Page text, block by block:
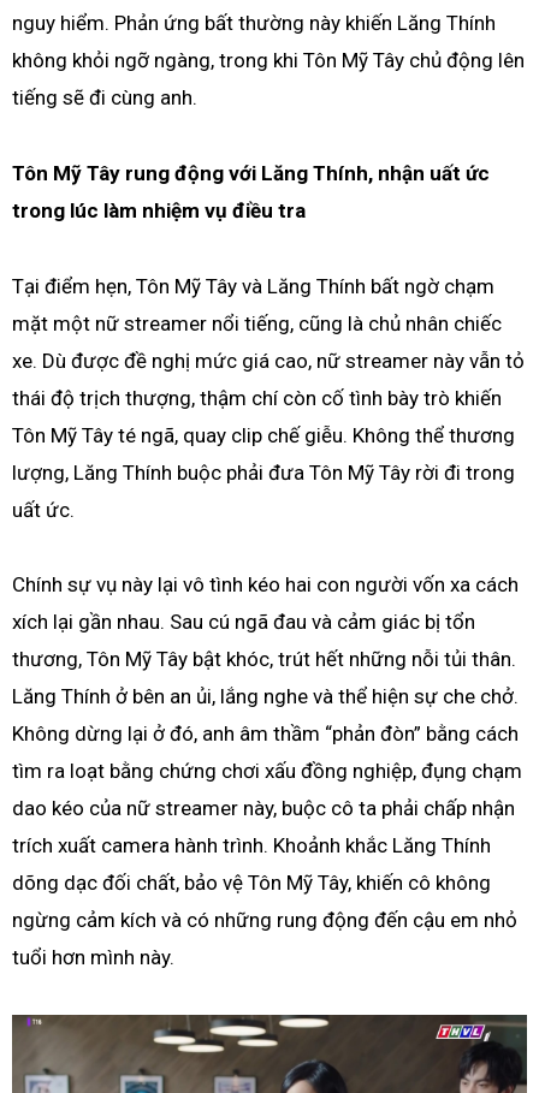
nguy hiểm. Phản ứng bất thường này khiến Lăng Thính
không khỏi ngỡ ngàng, trong khi Tôn Mỹ Tây chủ động lên
tiếng sẽ đi cùng anh.
Tôn Mỹ Tây rung động với Lăng Thính, nhận uất ức
trong lúc làm nhiệm vụ điều tra
Tại điểm hẹn, Tôn Mỹ Tây và Lăng Thính bất ngờ chạm
mặt một nữ streamer nổi tiếng, cũng là chủ nhân chiếc
xe. Dù được đề nghị mức giá cao, nữ streamer này vẫn tỏ
thái độ trịch thượng, thậm chí còn cố tình bày trò khiến
Tôn Mỹ Tây té ngã, quay clip chế giễu. Không thể thương
lượng, Lăng Thính buộc phải đưa Tôn Mỹ Tây rời đi trong
uất ức.
Chính sự vụ này lại vô tình kéo hai con người vốn xa cách
xích lại gần nhau. Sau cú ngã đau và cảm giác bị tổn
thương, Tôn Mỹ Tây bật khóc, trút hết những nỗi tủi thân.
Lăng Thính ở bên an ủi, lắng nghe và thể hiện sự che chở.
Không dừng lại ở đó, anh âm thầm “phản đòn” bằng cách
tìm ra loạt bằng chứng chơi xấu đồng nghiệp, đụng chạm
dao kéo của nữ streamer này, buộc cô ta phải chấp nhận
trích xuất camera hành trình. Khoảnh khắc Lăng Thính
dõng dạc đối chất, bảo vệ Tôn Mỹ Tây, khiến cô không
ngừng cảm kích và có những rung động đến cậu em nhỏ
tuổi hơn mình này.